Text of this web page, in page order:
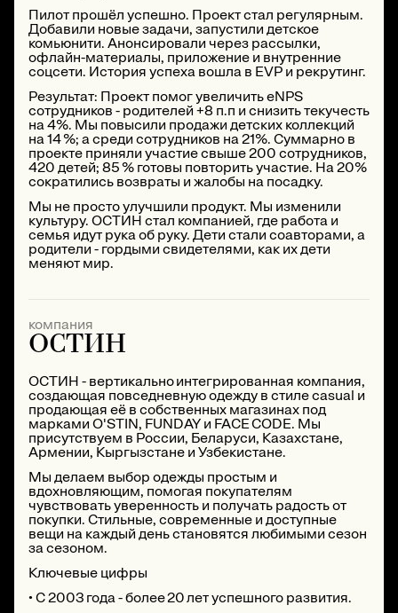
Пилот прошёл успешно. Проект стал регулярным.
Добавили новые задачи, запустили детское
комьюнити. Анонсировали через рассылки,
офлайн-материалы, приложение и внутренние
соцсети. История успеха вошла в EVP и рекрутинг.
Результат: Проект помог увеличить eNPS
сотрудников - родителей +8 п.п и снизить текучесть
на 4%. Мы повысили продажи детских коллекций
на 14 %; а среди сотрудников на 21%. Суммарно в
проекте приняли участие свыше 200 сотрудников,
420 детей; 85 % готовы повторить участие. На 20%
сократились возвраты и жалобы на посадку.
Мы не просто улучшили продукт. Мы изменили
культуру. ОСТИН стал компанией, где работа и
семья идут рука об руку. Дети стали соавторами, а
родители - гордыми свидетелями, как их дети
меняют мир.
компания
ОСТИН
ОСТИН - вертикально интегрированная компания,
создающая повседневную одежду в стиле casual и
продающая её в собственных магазинах под
марками O'STIN, FUNDAY и FACE CODE. Мы
присутствуем в России, Беларуси, Казахстане,
Армении, Кыргызстане и Узбекистане.
Мы делаем выбор одежды простым и
вдохновляющим, помогая покупателям
чувствовать уверенность и получать радость от
покупки. Стильные, современные и доступные
вещи на каждый день становятся любимыми сезон
за сезоном.
Ключевые цифры
• С 2003 года - более 20 лет успешного развития.